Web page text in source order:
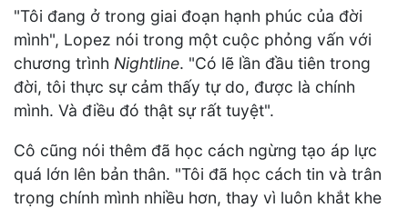
"Tôi đang ở trong giai đoạn hạnh phúc của đời
mình", Lopez nói trong một cuộc phỏng vấn với
chương trình Nightline. "Có lẽ lần đầu tiên trong
đời, tôi thực sự cảm thấy tự do, được là chính
mình. Và điều đó thật sự rất tuyệt".
Cô cũng nói thêm đã học cách ngừng tạo áp lực
quá lớn lên bản thân. "Tôi đã học cách tin và trân
trọng chính mình nhiều hơn, thay vì luôn khắt khe